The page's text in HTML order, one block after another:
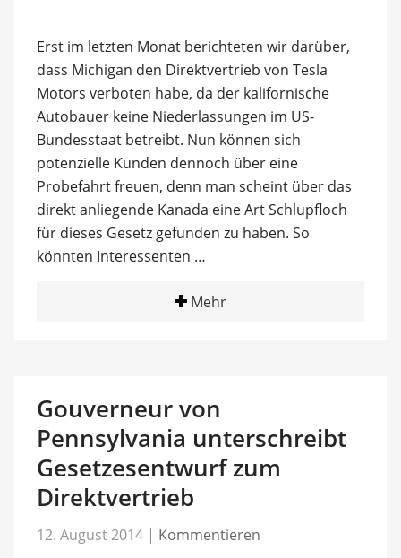
Erst im letzten Monat berichteten wir darüber,
dass Michigan den Direktvertrieb von Tesla
Motors verboten habe, da der kalifornische
Autobauer keine Niederlassungen im US-
Bundesstaat betreibt. Nun können sich
potenzielle Kunden dennoch über eine
Probefahrt freuen, denn man scheint über das
direkt anliegende Kanada eine Art Schlupfloch
für dieses Gesetz gefunden zu haben. So
könnten Interessenten …
Mehr
Gouverneur von
Pennsylvania unterschreibt
Gesetzesentwurf zum
Direktvertrieb
12. August 2014 | Kommentieren